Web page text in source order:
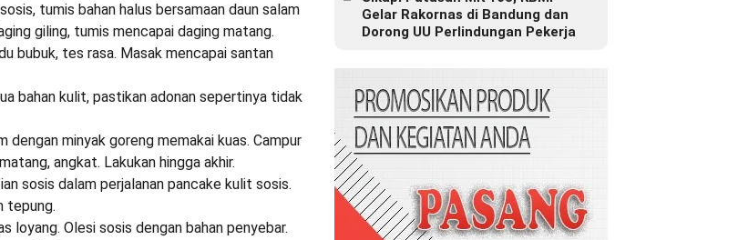
tumis bahan halus bersamaan daun salam
giling, tumis mencapai daging matang.
bubuk, tes rasa. Masak mencapai santan
bahan kulit, pastikan adonan sepertinya tidak
dengan minyak goreng memakai kuas. Campur
angkat. Lakukan hingga akhir.
sosis dalam perjalanan pancake kulit sosis.
tepung.
loyang. Olesi sosis dengan bahan penyebar.
Gelar Rakornas di Bandung dan
Dorong UU Perlindungan Pekerja